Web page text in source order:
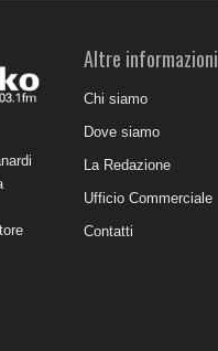
Altre informazioni
Chi siamo
Dove siamo
La Redazione
Ufficio Commerciale
Contatti